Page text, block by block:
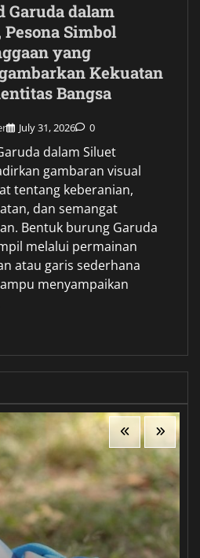
Garuda dalam
Pesona Simbol
yang
Kekuatan
Bangsa
July 31, 2026 0
dalam Siluet
gambaran visual
tentang keberanian,
dan semangat
Bentuk burung Garuda
melalui permainan
atau garis sederhana
menyampaikan